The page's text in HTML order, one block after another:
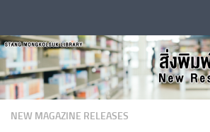
NEW MAGAZINE RELEASES